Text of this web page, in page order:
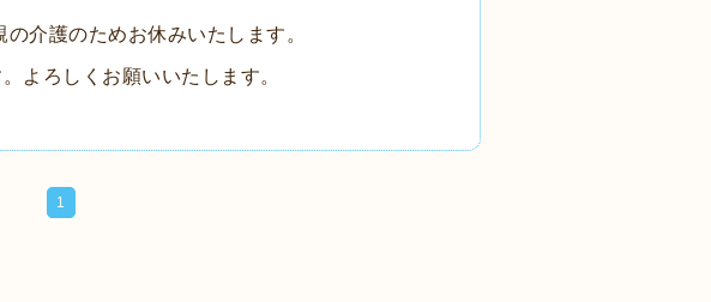
介護のためお休みいたします。
よろしくお願いいたします。
1